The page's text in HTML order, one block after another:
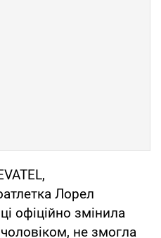
Лорел
офіційно змінила
не змогла